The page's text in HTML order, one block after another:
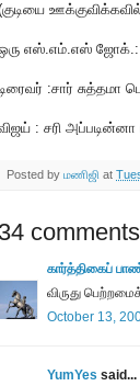
எஸ்.எம்.எஸ் ஜோக்.:
:சார்
: சரி அப்படின்னா
Posted by மணிஜி at
34
கார்த்திகைப்
விருது
October 13,
YumYes said...